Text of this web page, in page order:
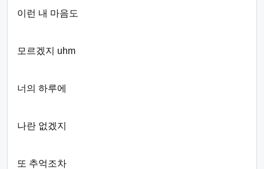
이런 내 마음도
모르겠지 uhm
너의 하루에
나란 없겠지
또 추억조차